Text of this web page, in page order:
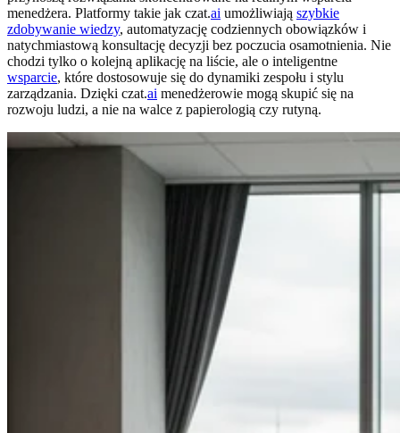
menedżera. Platformy takie jak czat.ai umożliwiają szybkie
zdobywanie wiedzy, automatyzację codziennych obowiązków i
natychmiastową konsultację decyzji bez poczucia osamotnienia. Nie
chodzi tylko o kolejną aplikację na liście, ale o inteligentne
wsparcie, które dostosowuje się do dynamiki zespołu i stylu
zarządzania. Dzięki czat.ai menedżerowie mogą skupić się na
rozwoju ludzi, a nie na walce z papierologią czy rutyną.